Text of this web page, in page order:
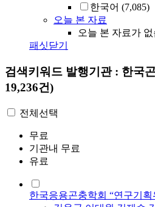
한국어 (7,085)
오늘 본 자료
오늘 본 자료가
패싯닫기
검색키워드 발행기관 : 한국
19,236건)
전체선택
무료
기관내 무료
유료
한국응용곤충학회 “연구기